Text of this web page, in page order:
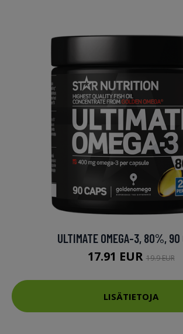
ULTIMATE OMEGA-3, 80%, 90
17.91 EUR19.9 EUR
LISÄTIETOJA